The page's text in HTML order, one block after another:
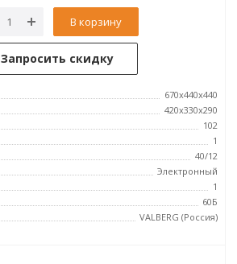
В корзину
Запросить скидку
670x440x440
420х330х290
102
1
40/12
Электронный
1
60Б
VALBERG (Россия)